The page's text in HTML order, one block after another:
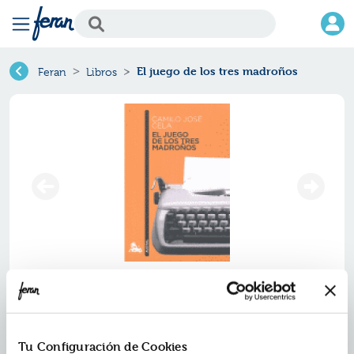
Tu Configuración de Cookies
Feran Libros El juego de los tres madroños
El juego de los tres madroños
ISBN:9788423343546